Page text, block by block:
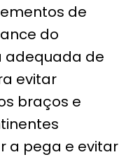
de
do
adequada de
evitar
braços e
a pega e evitar